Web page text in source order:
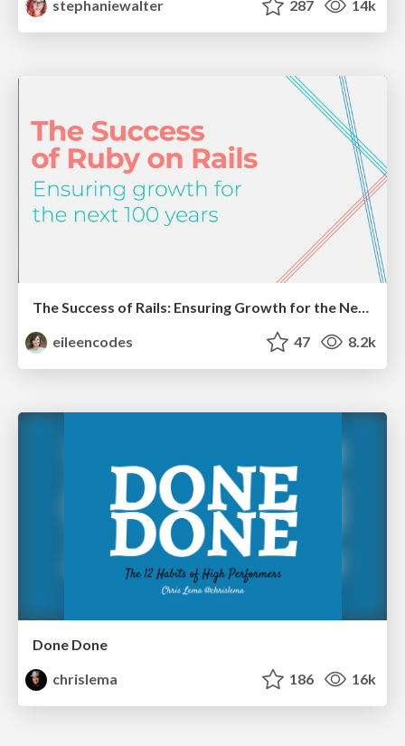
stephaniewalter
287 14k
The Success of Rails: Ensuring Growth for the Next 100 Years
eileencodes
47 8.2k
Done Done
chrislema
186 16k